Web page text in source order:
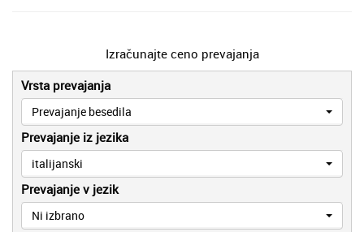
Izračunajte ceno prevajanja
Vrsta prevajanja
Prevajanje besedila
Prevajanje iz jezika
italijanski
Prevajanje v jezik
Ni izbrano